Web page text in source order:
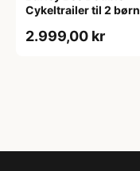
Cykeltrailer til 2 børn
2.999,00 kr